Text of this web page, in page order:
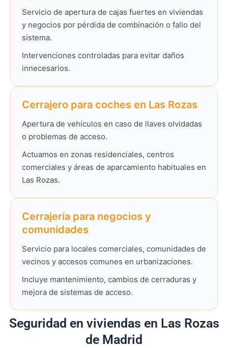
Servicio de apertura de cajas fuertes en viviendas
y negocios por pérdida de combinación o fallo del
sistema.
Intervenciones controladas para evitar daños
innecesarios.
Cerrajero para coches en Las Rozas
Apertura de vehículos en caso de llaves olvidadas
o problemas de acceso.
Actuamos en zonas residenciales, centros
comerciales y áreas de aparcamiento habituales en
Las Rozas.
Cerrajería para negocios y
comunidades
Servicio para locales comerciales, comunidades de
vecinos y accesos comunes en urbanizaciones.
Incluye mantenimiento, cambios de cerraduras y
mejora de sistemas de acceso.
Seguridad en viviendas en Las Rozas
de Madrid